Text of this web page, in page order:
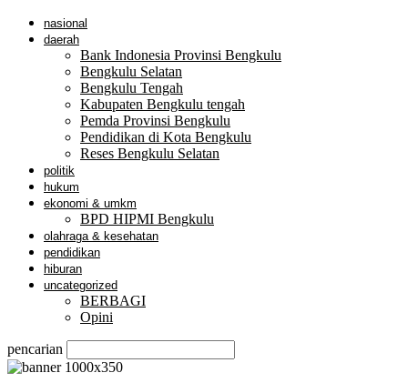
nasional
daerah
Bank Indonesia Provinsi Bengkulu
Bengkulu Selatan
Bengkulu Tengah
Kabupaten Bengkulu tengah
Pemda Provinsi Bengkulu
Pendidikan di Kota Bengkulu
Reses Bengkulu Selatan
politik
hukum
ekonomi & umkm
BPD HIPMI Bengkulu
olahraga & kesehatan
pendidikan
hiburan
uncategorized
BERBAGI
Opini
pencarian